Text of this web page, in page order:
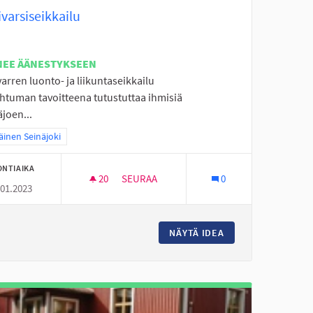
YLISTAROON
JA MUITA KESÄISIÄ AKTIVITEETTEJA YLISTAROON
ÄÄNESTYKSEEN
luonto- ja liikuntaseikkailu
tavoitteena tutustuttaa ihmisiä
tulokset teeman mukaan: Eteläinen Seinäjoki
Seinäjoki
20 20 SEURAAJAA
SEURAA 0
NÄYTÄ IDEA